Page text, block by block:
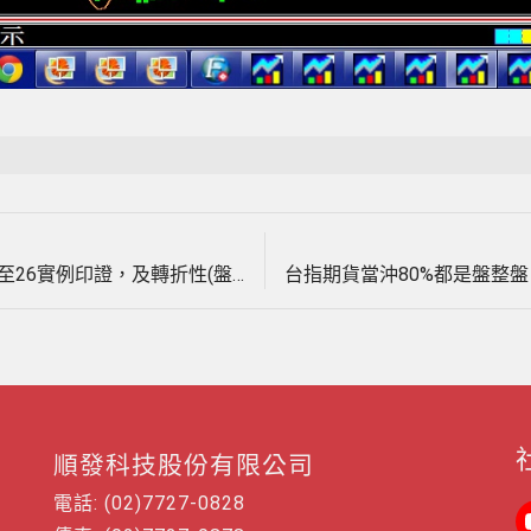
文
台指期當沖【天地軌道】3分及2分K線9月18至26實例印證，及轉折性(盤整盤)指標與趨勢性指標有何差異，影音教學。(1030926)
post:
順發科技股份有限公司
電話: (02)7727-0828